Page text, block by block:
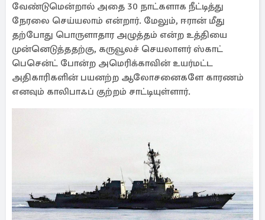
வேண்டுமென்றால் அதை 30 நாட்களாக நீட்டித்து
நேரலை செய்யலாம் என்றார். மேலும், ஈரான் மீது
தற்போது பொருளாதார அழுத்தம் என்ற உத்தியை
முன்னெடுத்ததற்கு, கருவூலச் செயலாளர் ஸ்காட்
பெசென்ட் போன்ற அமெரிக்காவின் உயர்மட்ட
அதிகாரிகளின் பயனற்ற ஆலோசனைகளே காரணம்
எனவும் காலிபாஃப் குற்றம் சாட்டியுள்ளார்.